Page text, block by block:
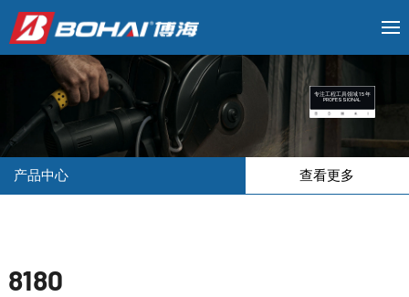
专注工程工具领域 15 年
PROFESSIONAL
产品中心 查看更多
8180